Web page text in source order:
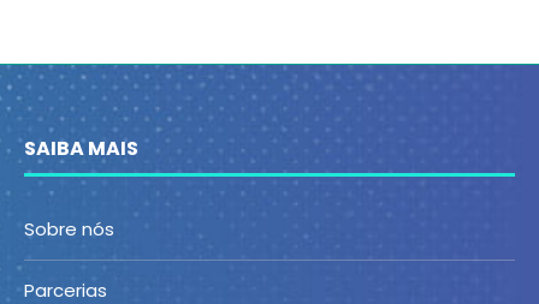
SAIBA MAIS
Sobre nós
Parcerias